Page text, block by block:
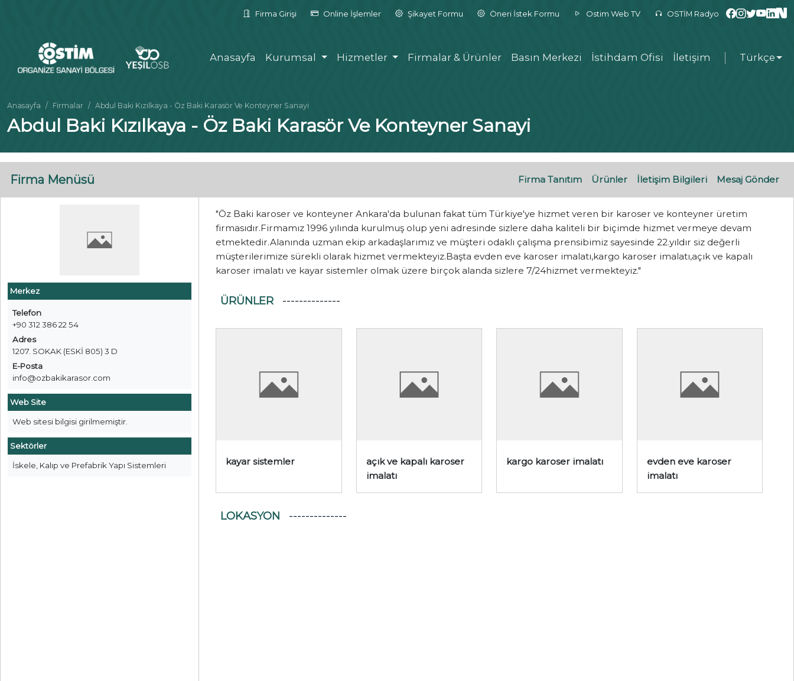
Firma Girişi Online İşlemler Şikayet Formu Öneri İstek Formu Ostim Web TV OSTİM Radyo
Anasayfa Kurumsal Hizmetler Firmalar & Ürünler Basın Merkezi İstihdam Ofisi İletişim Türkçe
Anasayfa Firmalar Abdul Baki Kızılkaya - Öz Baki Karasör Ve Konteyner Sanayi
Abdul Baki Kızılkaya - Öz Baki Karasör Ve Konteyner Sanayi
Firma Menüsü Firma Tanıtım Ürünler İletişim Bilgileri Mesaj Gönder
Merkez
Telefon
+90 312 386 22 54
Adres
1207. SOKAK (ESKİ 805) 3 D
E-Posta
info@ozbakikarasor.com
Web Site
Web sitesi bilgisi girilmemiştir.
Sektörler
İskele, Kalıp ve Prefabrik Yapı Sistemleri
"Öz Baki karoser ve konteyner Ankara'da bulunan fakat tüm Türkiye'ye hizmet veren bir karoser ve konteyner üretim
firmasıdır.Firmamız 1996 yılında kurulmuş olup yeni adresinde sizlere daha kaliteli bir biçimde hizmet vermeye devam
etmektedir.Alanında uzman ekip arkadaşlarımız ve müşteri odaklı çalışma prensibimiz sayesinde 22.yıldır siz değerli
müşterilerimize sürekli olarak hizmet vermekteyiz.Başta evden eve karoser imalatı,kargo karoser imalatı,açık ve kapalı
karoser imalatı ve kayar sistemler olmak üzere birçok alanda sizlere 7/24hizmet vermekteyiz."
ÜRÜNLER
kayar sistemler
açık ve kapalı karoser
imalatı
kargo karoser imalatı
evden eve karoser
imalatı
LOKASYON